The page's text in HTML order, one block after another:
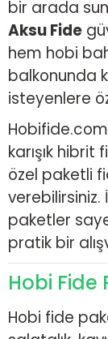
bir arada
Aksu Fide
hem hobi
balkonunda
isteyenlere
Hobifide.com
karışık
özel paketli
verebilirsiniz.
paketler
pratik bir
Hobi Fide
Hobi fide